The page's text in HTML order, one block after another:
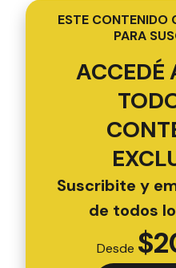
ESTE CONTENIDO
PARA
ACCEDÉ
Suscribite y
de todos
Desde $